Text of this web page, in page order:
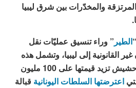
والمخدّرات بين شرق ليبيا
الطير ” وراء تنسيق عمليّات نقل
القانونية إلى ليبيا، وتشمل هذه
الشحنات شحنة كبتاغون وحشيش تزيد قيمتها على 100 مليون
اعترضتها السلطات اليونانية قبالة